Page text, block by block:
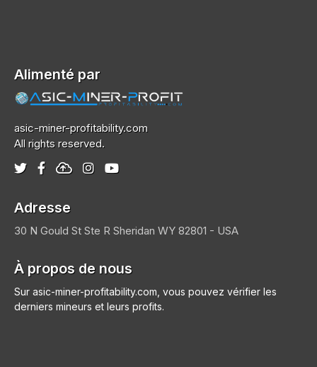
Alimenté par
asic-miner-profitability.com
All rights reserved.
Adresse
30 N Gould St Ste R Sheridan WY 82801 - USA
À propos de nous
Sur asic-miner-profitability.com, vous pouvez vérifier les
derniers mineurs et leurs profits.